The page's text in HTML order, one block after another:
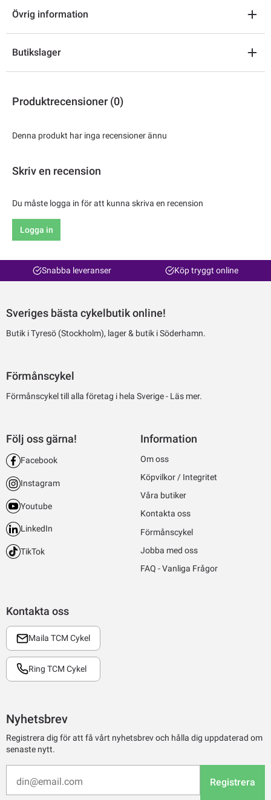
Övrig information
Butikslager
Produktrecensioner (0)
Denna produkt har inga recensioner ännu
Skriv en recension
Du måste logga in för att kunna skriva en recension
Logga in
Snabba leveranser Köp tryggt online
Sveriges bästa cykelbutik online!
Butik i Tyresö (Stockholm), lager & butik i Söderhamn.
Förmånscykel
Förmånscykel till alla företag i hela Sverige - Läs mer.
Kontakta oss
Maila TCM Cykel
Ring TCM Cykel
Följ oss gärna!
Facebook
Instagram
Youtube
LinkedIn
TikTok
Information
Om oss
Köpvilkor / Integritet
Våra butiker
Kontakta oss
Förmånscykel
Jobba med oss
FAQ - Vanliga Frågor
Nyhetsbrev
Registrera dig för att få vårt nyhetsbrev och hålla dig uppdaterad om
senaste nytt.
Registrera